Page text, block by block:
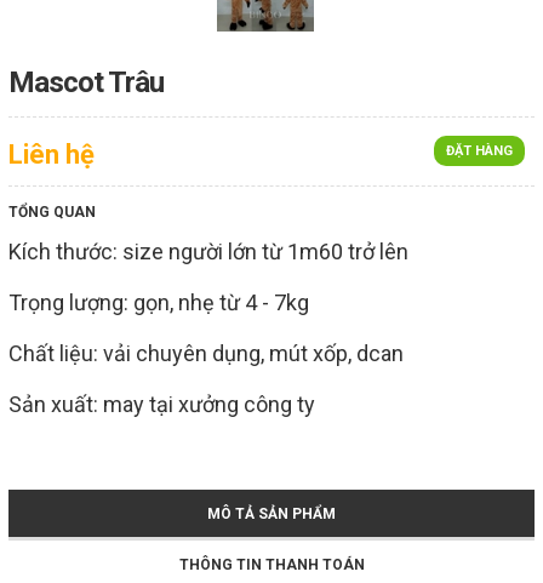
Mascot Trâu
ĐẶT HÀNG
Liên hệ
TỔNG QUAN
Kích thước: size người lớn từ 1m60 trở lên
Trọng lượng: gọn, nhẹ từ 4 - 7kg
Chất liệu: vải chuyên dụng, mút xốp, dcan
Sản xuất: may tại xưởng công ty
MÔ TẢ SẢN PHẨM
THÔNG TIN THANH TOÁN